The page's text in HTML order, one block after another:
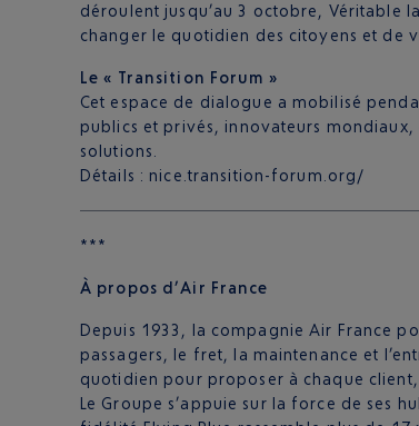
déroulent jusqu’au 3 octobre, Véritable
changer le quotidien des citoyens et de
Le « Transition Forum »
Cet espace de dialogue a mobilisé
publics et privés, innovateurs
solutions.
Détails : nice.transition-forum.org/
***
À propos d’Air France
Depuis 1933, la compagnie Air France
passagers, le fret, la maintenance et
quotidien pour proposer à chaque
Le Groupe s’appuie sur la force de ses